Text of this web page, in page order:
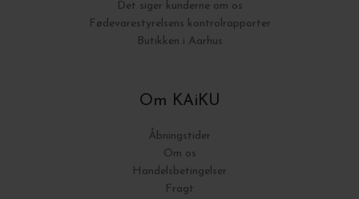
Det siger kunderne om os
Fødevarestyrelsens kontrolrapporter
Butikken i Aarhus
Om KAiKU
Åbningstider
Om os
Handelsbetingelser
Fragt